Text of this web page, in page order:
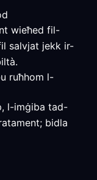
wieħed fil-
salvjat jekk ir-
ruħhom l-
l-imġiba tad-
bidla